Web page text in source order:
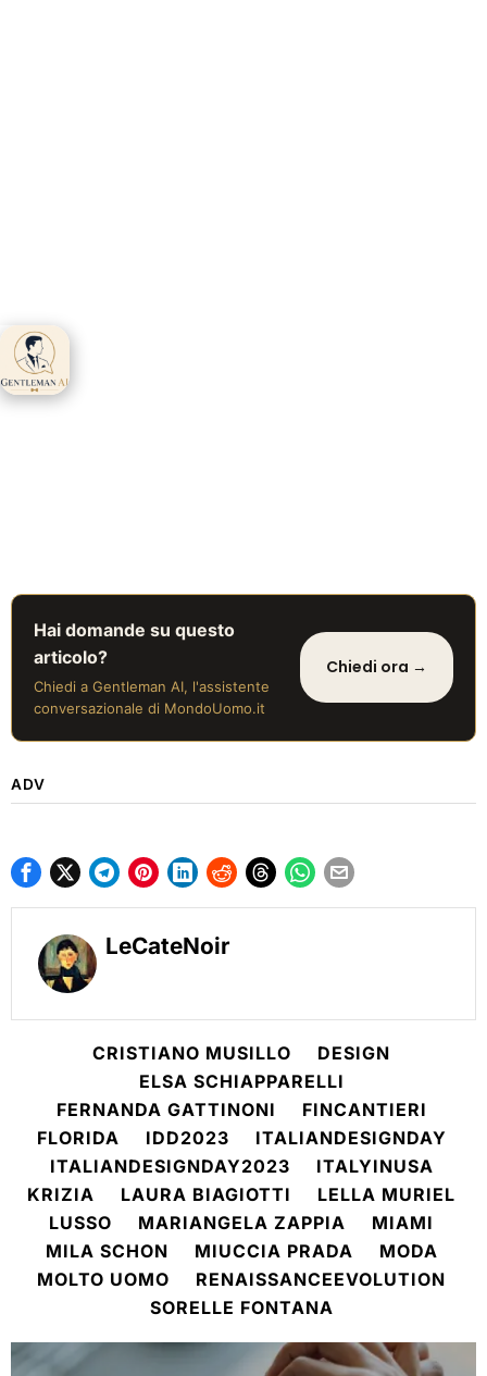
Hai domande su questo
articolo?
Chiedi a Gentleman AI, l'assistente
conversazionale di MondoUomo.it
Chiedi ora →
ADV
LeCateNoir
CRISTIANO MUSILLO
DESIGN
ELSA SCHIAPPARELLI
FERNANDA GATTINONI
FINCANTIERI
FLORIDA
IDD2023
ITALIANDESIGNDAY
ITALIANDESIGNDAY2023
ITALYINUSA
KRIZIA
LAURA BIAGIOTTI
LELLA MURIEL
LUSSO
MARIANGELA ZAPPIA
MIAMI
MILA SCHON
MIUCCIA PRADA
MODA
MOLTO UOMO
RENAISSANCEEVOLUTION
SORELLE FONTANA